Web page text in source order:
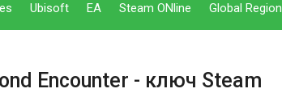
Ubisoft EA Steam ONline Global Region
Encounter - ключ Steam